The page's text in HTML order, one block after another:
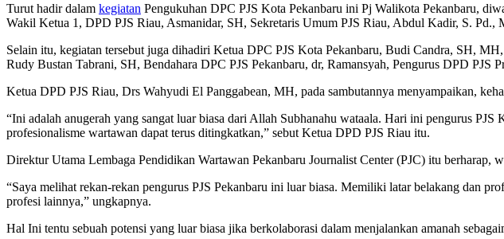
Turut hadir dalam kegiatan Pengukuhan DPC PJS Kota Pekanbaru ini Pj Walikota Pekanbaru,
Wakil Ketua 1, DPD PJS Riau, Asmanidar, SH, Sekretaris Umum PJS Riau, Abdul Kadir, S. Pd.,
Selain itu, kegiatan tersebut juga dihadiri Ketua DPC PJS Kota Pekanbaru, Budi Candra, SH,
Rudy Bustan Tabrani, SH, Bendahara DPC PJS Pekanbaru, dr, Ramansyah, Pengurus DPD PJS
Ketua DPD PJS Riau, Drs Wahyudi El Panggabean, MH, pada sambutannya menyampaikan,
“Ini adalah anugerah yang sangat luar biasa dari Allah Subhanahu wataala. Hari ini pengurus
profesionalisme wartawan dapat terus ditingkatkan,” sebut Ketua DPD PJS Riau itu.
Direktur Utama Lembaga Pendidikan Wartawan Pekanbaru Journalist Center (PJC) itu berharap,
“Saya melihat rekan-rekan pengurus PJS Pekanbaru ini luar biasa. Memiliki latar belakang dan
profesi lainnya,” ungkapnya.
Hal Ini tentu sebuah potensi yang luar biasa jika berkolaborasi dalam menjalankan amanah